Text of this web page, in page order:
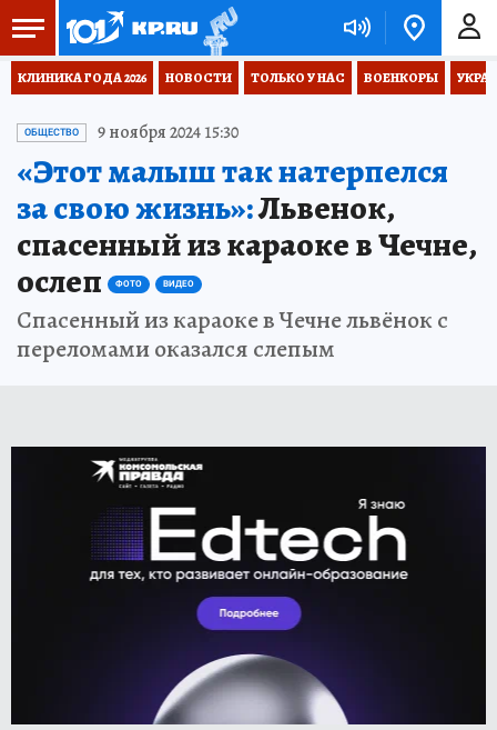
КЛИНИКА ГОДА 2026 НОВОСТИ ТОЛЬКО У НАС ВОЕНКОРЫ
ОБЩЕСТВО 9 ноября 2024 15:30
«Этот малыш так натерпелся
за свою жизнь»:Львенок,
спасенный из караоке в Чечне,
ослеп
ФОТО ВИДЕО
Спасенный из караоке в Чечне львёнок с
переломами оказался слепым